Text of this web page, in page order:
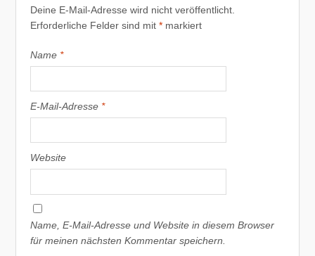
Deine E-Mail-Adresse wird nicht veröffentlicht.
Erforderliche Felder sind mit* markiert
Name *
E-Mail-Adresse *
Website
Name, E-Mail-Adresse und Website in diesem Browser
für meinen nächsten Kommentar speichern.